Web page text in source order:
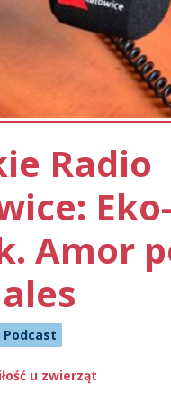
Radio
Eko-
Amor
u zwierząt